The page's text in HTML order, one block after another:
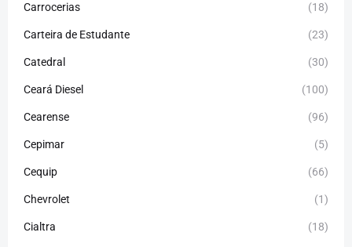
Carrocerias (18)
Carteira de Estudante (23)
Catedral (30)
Ceará Diesel (100)
Cearense (96)
Cepimar (5)
Cequip (66)
Chevrolet (1)
Cialtra (18)